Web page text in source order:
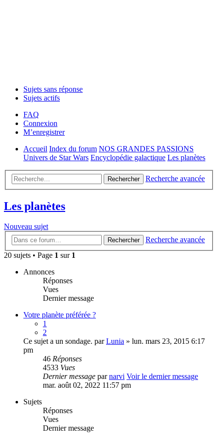
Sujets sans réponse
Sujets actifs
FAQ
Connexion
M’enregistrer
Accueil Index du forum NOS GRANDES PASSIONS
Univers de Star Wars Encyclopédie galactique Les planètes
Rechercher Recherche avancée
Les planètes
Nouveau sujet
Rechercher
Recherche avancée
20 sujets • Page 1 sur 1
Annonces
Réponses
Vues
Dernier message
Votre planète préférée ?
1
2
Ce sujet a un sondage. parLunia » lun. mars 23, 2015 6:17
pm
46 Réponses
4533 Vues
Dernier message parnarvi Voir le dernier message
mar. août 02, 2022 11:57 pm
Sujets
Réponses
Vues
Dernier message